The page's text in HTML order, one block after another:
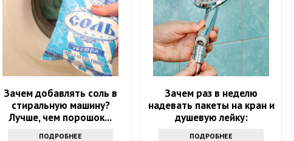
Зачем добавлять соль в
стиральную машину?
Лучше, чем порошок...
ПОДРОБНЕЕ
Зачем раз в неделю
надевать пакеты на кран и
душевую лейку:
интересный лайфхак
ПОДРОБНЕЕ